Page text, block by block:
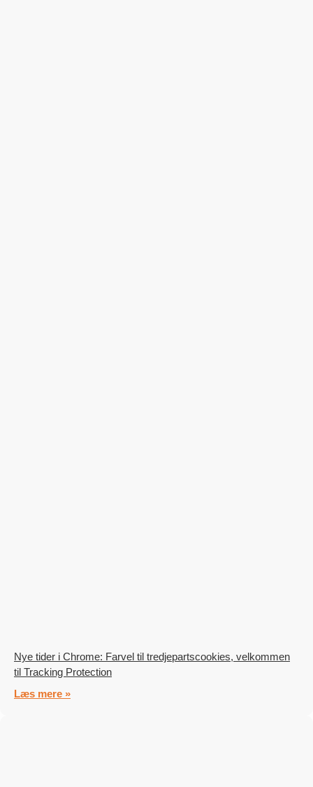
Nye tider i Chrome: Farvel til tredjepartscookies, velkommen
til Tracking Protection
Læs mere »